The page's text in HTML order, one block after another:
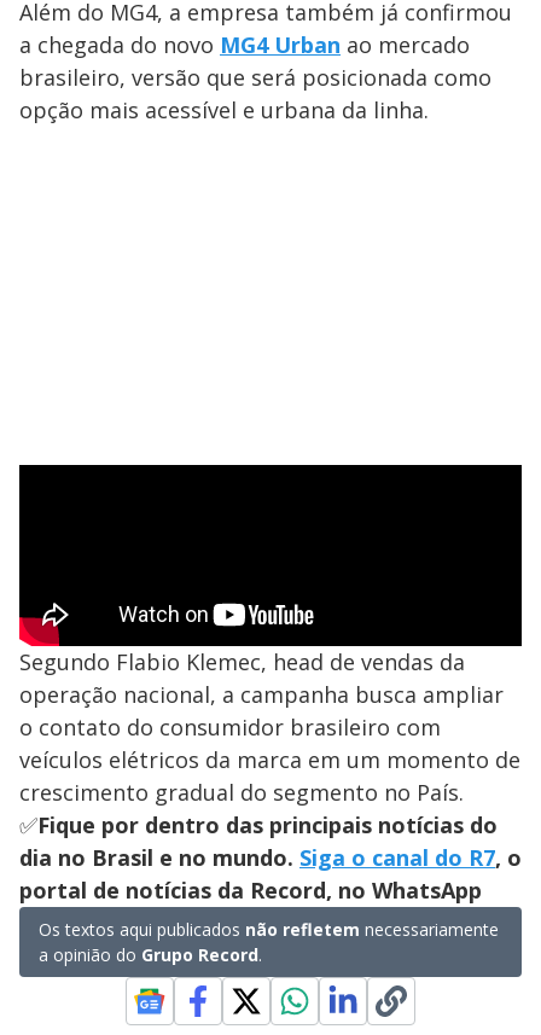
Além do MG4, a empresa também já confirmou
a chegada do novo MG4 Urban ao mercado
brasileiro, versão que será posicionada como
opção mais acessível e urbana da linha.
Segundo Flabio Klemec, head de vendas da
operação nacional, a campanha busca ampliar
o contato do consumidor brasileiro com
veículos elétricos da marca em um momento de
crescimento gradual do segmento no País.
✅Fique por dentro das principais notícias do
dia no Brasil e no mundo. Siga o canal do R7, o
portal de notícias da Record, no WhatsApp
Os textos aqui publicados não refletem necessariamente
a opinião do Grupo Record.